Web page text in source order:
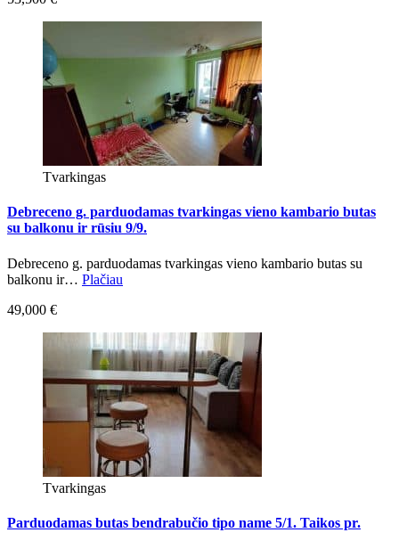
Tvarkingas
Debreceno g. parduodamas tvarkingas vieno kambario butas
su balkonu ir rūsiu 9/9.
Debreceno g. parduodamas tvarkingas vieno kambario butas su
balkonu ir… Plačiau
49,000 €
Tvarkingas
Parduodamas butas bendrabučio tipo name 5/1. Taikos pr.